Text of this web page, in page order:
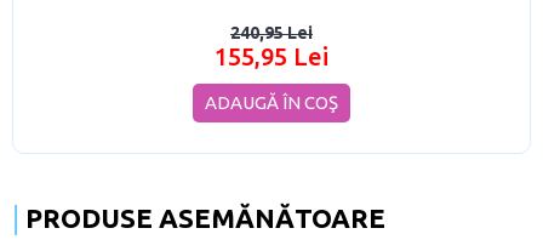
240,95 Lei
155,95 Lei
ADAUGĂ ÎN COŞ
PRODUSE ASEMĂNĂTOARE